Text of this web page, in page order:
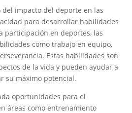
del impacto del deporte en las
para desarrollar habilidades
participación en deportes, las
como trabajo en equipo,
Estas habilidades son
de la vida y pueden ayudar a
su máximo potencial.
oportunidades para el
áreas como entrenamiento